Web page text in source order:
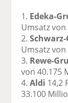
1. Edeka-
Umsatz
2.
Umsatz
3. Rewe-
von 40.175
4.Aldi 14,2
33.100